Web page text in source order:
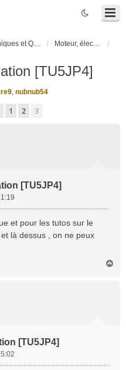
Techniques et Questions Moteur, électronique moteur, boîte robotisée 2-Tronic
[TU5JP4]
, nubnub54
Précédente
1 2 3
[TU5JP4]
et pour les tutos sur le
là dessus , on ne peux
[TU5JP4]